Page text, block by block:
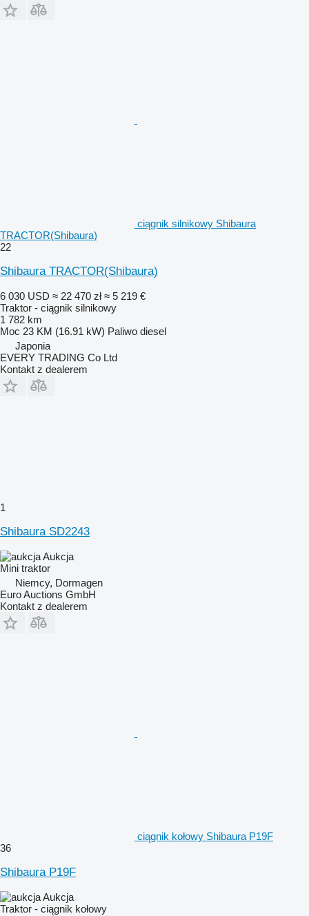
ciągnik silnikowy Shibaura
TRACTOR(Shibaura)
22
Shibaura TRACTOR(Shibaura)
6 030 USD ≈ 22 470 zł ≈ 5 219 €
Traktor - ciągnik silnikowy
1 782 km
Moc 23 KM (16.91 kW) Paliwo diesel
Japonia
EVERY TRADING Co Ltd
Kontakt z dealerem
1
Shibaura SD2243
Aukcja
Mini traktor
Niemcy, Dormagen
Euro Auctions GmbH
Kontakt z dealerem
ciągnik kołowy Shibaura P19F
36
Shibaura P19F
Aukcja
Traktor - ciągnik kołowy